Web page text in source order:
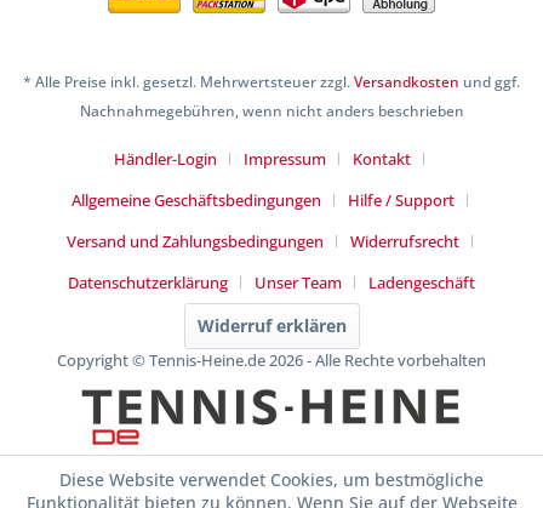
* Alle Preise inkl. gesetzl. Mehrwertsteuer zzgl.Versandkosten und ggf.
Nachnahmegebühren, wenn nicht anders beschrieben
Händler-Login Impressum
Kontakt
Allgemeine Geschäftsbedingungen
Hilfe / Support
Versand und Zahlungsbedingungen
Widerrufsrecht
Datenschutzerklärung
Unser Team Ladengeschäft
Widerruf erklären
Copyright © Tennis-Heine.de 2026 - Alle Rechte vorbehalten
Diese Website verwendet Cookies, um bestmögliche
Funktionalität bieten zu können. Wenn Sie auf der Webseite